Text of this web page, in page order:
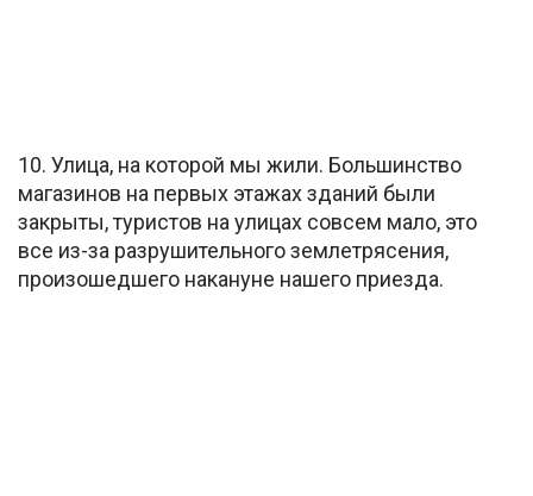
10. Улица, на которой мы жили. Большинство
магазинов на первых этажах зданий были
закрыты, туристов на улицах совсем мало, это
все из-за разрушительного землетрясения,
произошедшего накануне нашего приезда.